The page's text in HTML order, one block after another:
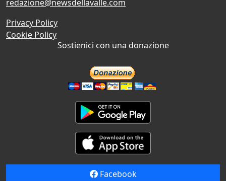
redazione@newsdellavalle.com
Privacy Policy
Cookie Policy
Sostienici con una donazione
Facebook